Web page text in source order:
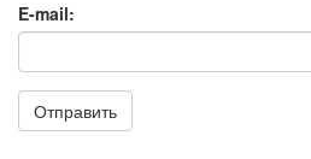
E-mail:
Отправить